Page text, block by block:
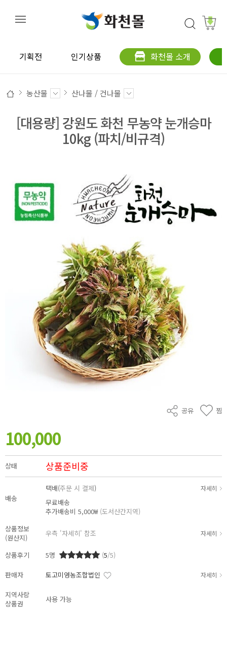
기획전 인기상품 화천몰 소개
농산물 산나물 / 건나물
[대용량] 강원도 화천 무농약 눈개승마
10kg (파치/비규격)
공유 찜
100,000
상태 상품준비중
배송
택배(주문 시 결제) 자세히
무료배송
추가배송비 5,000₩ (도서산간지역)
상품정보
(원산지)
우측 '자세히' 참조 자세히
상품후기 5명 (5/5)
판매자 토고미영농조합법인 자세히
지역사랑
상품권
사용 가능